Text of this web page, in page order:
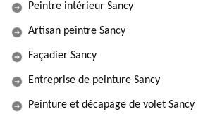
Peintre intérieur Sancy
Artisan peintre Sancy
Façadier Sancy
Entreprise de peinture Sancy
Peinture et décapage de volet Sancy